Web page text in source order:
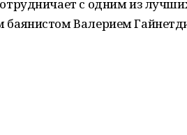
с одним из
баянистом Валерием